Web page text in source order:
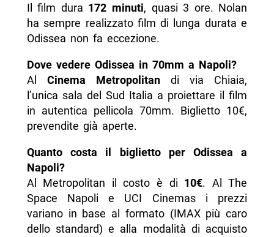
Il film dura 172 minuti, quasi 3 ore. Nolan
ha sempre realizzato film di lunga durata e
Odissea non fa eccezione.
Dove vedere Odissea in 70mm a Napoli?
Al Cinema Metropolitan di via Chiaia,
l’unica sala del Sud Italia a proiettare il film
in autentica pellicola 70mm. Biglietto 10€,
prevendite già aperte.
Quanto costa il biglietto per Odissea a
Napoli?
Al Metropolitan il costo è di 10€. Al The
Space Napoli e UCI Cinemas i prezzi
variano in base al formato (IMAX più caro
dello standard) e alla modalità di acquisto